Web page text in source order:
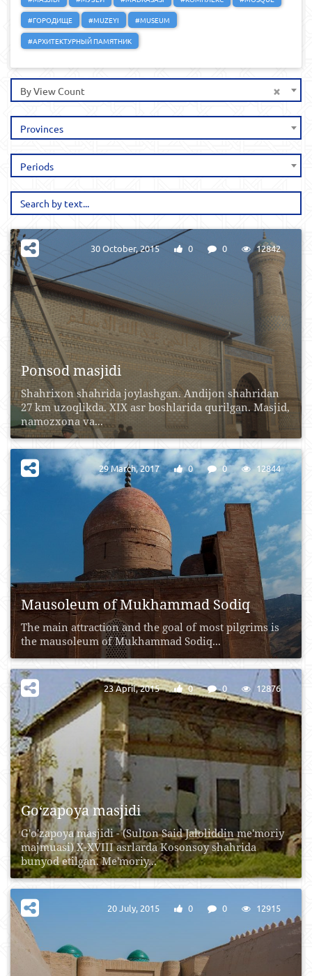
#ГОРОДИЩЕ
#MUZEYI
#MUSEUM
#АРХИТЕКТУРНЫЙ ПАМЯТНИК
×
By View Count
Provinces
Periods
Ponsod masjidi
Shahrixon shahrida joylashgan. Andijon shahridan
27 km uzoqlikda. XIX asr boshlarida qurilgan. Masjid,
namozxona va...
30 October, 2015 0 0 12842
Mausoleum of Mukhammad Sodiq
The main attraction and the goal of most pilgrims is
the mausoleum of Mukhammad Sodiq...
29 March, 2017 0 0 12844
Go‘zapoya masjidi
G'o'zapoya mаsjidi - (Sulton Sаid Jаloliddin mе'moriy
mаjmuаsi) X-XVIII аsrlаrdа Kosonsoy shаhridа
bunyod etilgаn. Me'moriy...
23 April, 2015 0 0 12876
20 July, 2015 0 0 12915